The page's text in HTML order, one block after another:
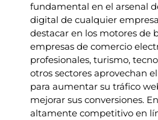
fundamental en el arsenal
digital de cualquier
destacar en los motores de
empresas de comercio
profesionales, turismo,
otros sectores aprovechan
para aumentar su tráfico
mejorar sus conversiones.
altamente competitivo en